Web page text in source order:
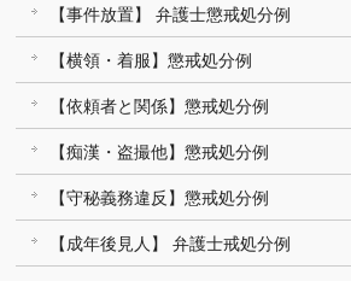
【事件放置】 弁護士懲戒処分例
【横領・着服】懲戒処分例
【依頼者と関係】懲戒処分例
【痴漢・盗撮他】懲戒処分例
【守秘義務違反】懲戒処分例
【成年後見人】 弁護士戒処分例